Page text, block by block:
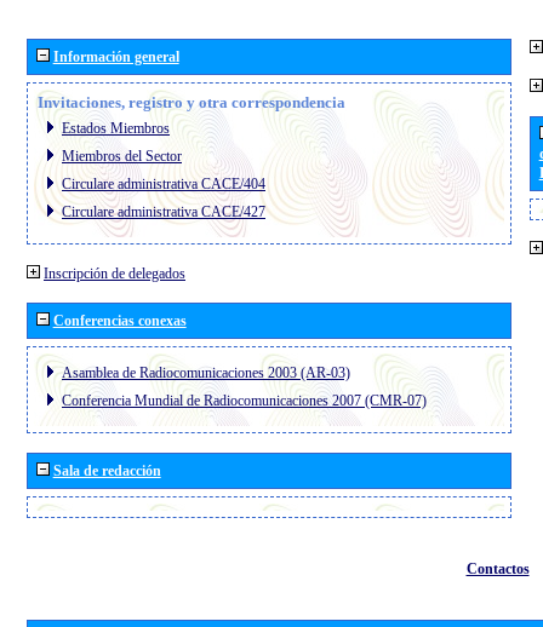
Información general
Invitaciones, registro y otra correspondencia
Estados Miembros
Miembros del Sector
Circulare administrativa CACE/404
Circulare administrativa CACE/427
Inscripción de delegados
Conferencias conexas
Asamblea de Radiocomunicaciones 2003 (AR-03)
Conferencia Mundial de Radiocomunicaciones 2007 (CMR-07)
Sala de redacción
Contactos